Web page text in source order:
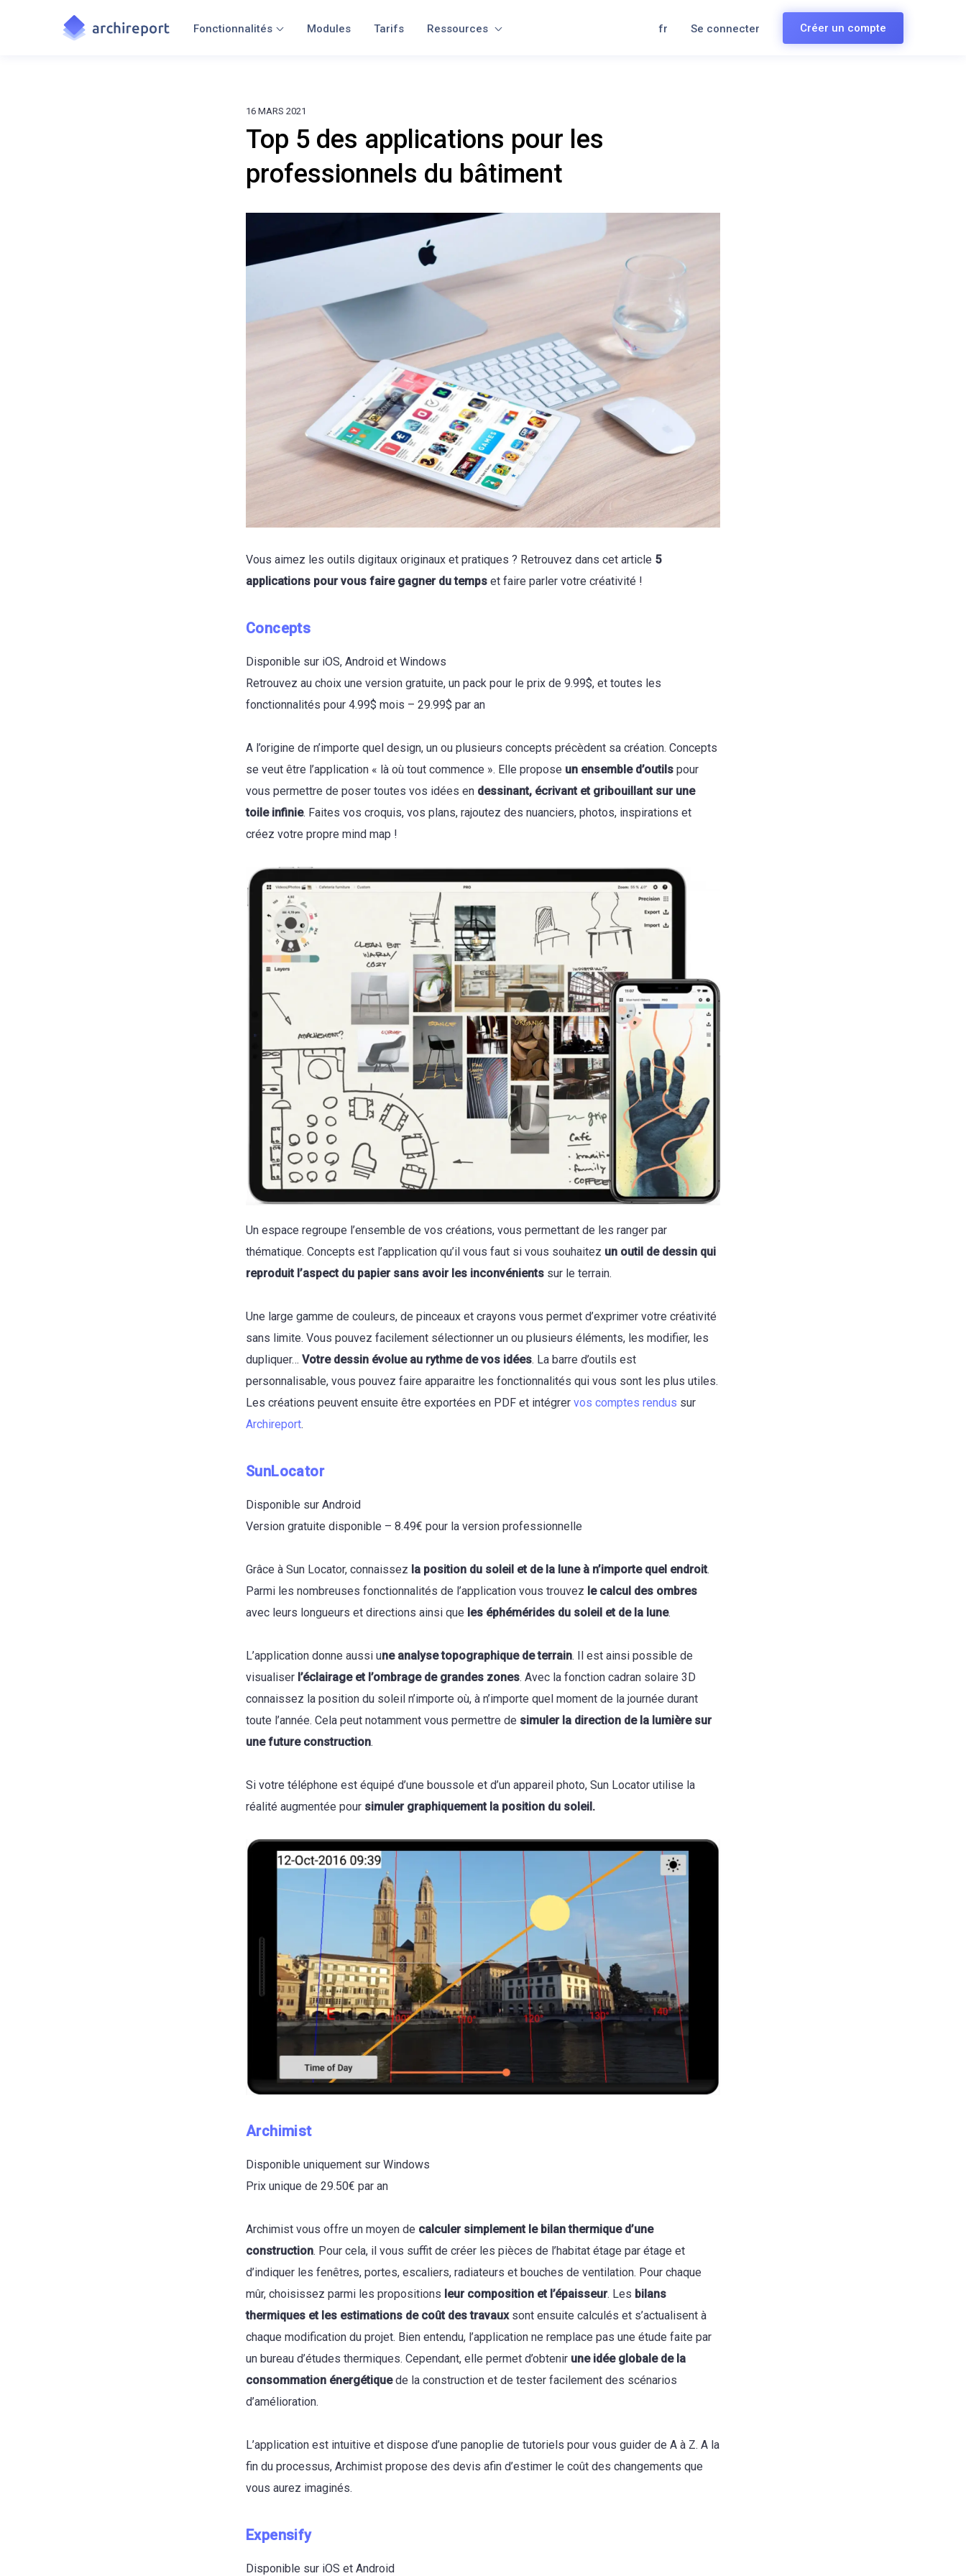
Fonctionnalités Modules Tarifs Ressources fr Se connecter Créer un compte
16 MARS 2021
Top 5 des applications pour les
professionnels du bâtiment
Vous aimez les outils digitaux originaux et pratiques ? Retrouvez dans cet article 5
applications pour vous faire gagner du temps et faire parler votre créativité !
Concepts
Disponible sur iOS, Android et Windows
Retrouvez au choix une version gratuite, un pack pour le prix de 9.99$, et toutes les
fonctionnalités pour 4.99$ mois – 29.99$ par an
A l’origine de n’importe quel design, un ou plusieurs concepts précèdent sa création. Concepts
se veut être l’application « là où tout commence ». Elle propose un ensemble d’outils pour
vous permettre de poser toutes vos idées en dessinant, écrivant et gribouillant sur une
toile infinie. Faites vos croquis, vos plans, rajoutez des nuanciers, photos, inspirations et
créez votre propre mind map !
Un espace regroupe l’ensemble de vos créations, vous permettant de les ranger par
thématique. Concepts est l’application qu’il vous faut si vous souhaitez un outil de dessin qui
reproduit l’aspect du papier sans avoir les inconvénients sur le terrain.
Une large gamme de couleurs, de pinceaux et crayons vous permet d’exprimer votre créativité
sans limite. Vous pouvez facilement sélectionner un ou plusieurs éléments, les modifier, les
dupliquer… Votre dessin évolue au rythme de vos idées. La barre d’outils est
personnalisable, vous pouvez faire apparaitre les fonctionnalités qui vous sont les plus utiles.
Les créations peuvent ensuite être exportées en PDF et intégrer vos comptes rendus sur
Archireport.
SunLocator
Disponible sur Android
Version gratuite disponible – 8.49€ pour la version professionnelle
Grâce à Sun Locator, connaissez la position du soleil et de la lune à n’importe quel endroit.
Parmi les nombreuses fonctionnalités de l’application vous trouvez le calcul des ombres
avec leurs longueurs et directions ainsi que les éphémérides du soleil et de la lune.
L’application donne aussi une analyse topographique de terrain. Il est ainsi possible de
visualiser l’éclairage et l’ombrage de grandes zones. Avec la fonction cadran solaire 3D
connaissez la position du soleil n’importe où, à n’importe quel moment de la journée durant
toute l’année. Cela peut notamment vous permettre de simuler la direction de la lumière sur
une future construction.
Si votre téléphone est équipé d’une boussole et d’un appareil photo, Sun Locator utilise la
réalité augmentée pour simuler graphiquement la position du soleil.
Archimist
Disponible uniquement sur Windows
Prix unique de 29.50€ par an
Archimist vous offre un moyen de calculer simplement le bilan thermique d’une
construction. Pour cela, il vous suffit de créer les pièces de l’habitat étage par étage et
d’indiquer les fenêtres, portes, escaliers, radiateurs et bouches de ventilation. Pour chaque
mûr, choisissez parmi les propositions leur composition et l’épaisseur. Les bilans
thermiques et les estimations de coût des travauxsont ensuite calculés et s’actualisent à
chaque modification du projet. Bien entendu, l’application ne remplace pas une étude faite par
un bureau d’études thermiques. Cependant, elle permet d’obtenir une idée globale de la
consommation énergétiquede la construction et de tester facilement des scénarios
d’amélioration.
L’application est intuitive et dispose d’une panoplie de tutoriels pour vous guider de A à Z. A la
fin du processus, Archimist propose des devis afin d’estimer le coût des changements que
vous aurez imaginés.
Expensify
Disponible sur iOS et Android